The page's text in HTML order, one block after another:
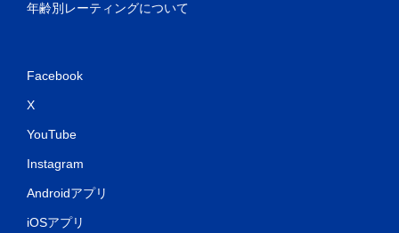
年齢別レーティングについて
Facebook
X
YouTube
Instagram
Androidアプリ
iOSアプリ